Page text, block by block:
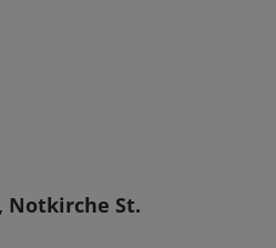
Notkirche St.